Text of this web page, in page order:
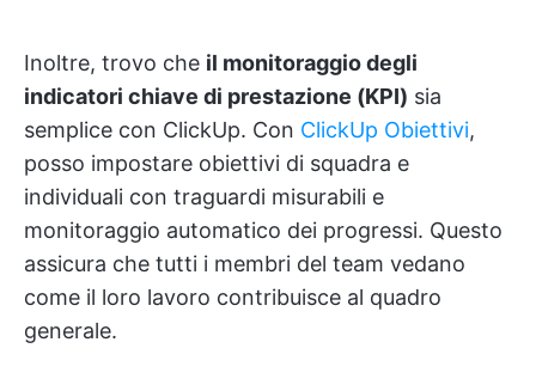
Inoltre, trovo che il monitoraggio degli
indicatori chiave di prestazione (KPI) sia
semplice con ClickUp. Con ClickUp Obiettivi,
posso impostare obiettivi di squadra e
individuali con traguardi misurabili e
monitoraggio automatico dei progressi. Questo
assicura che tutti i membri del team vedano
come il loro lavoro contribuisce al quadro
generale.